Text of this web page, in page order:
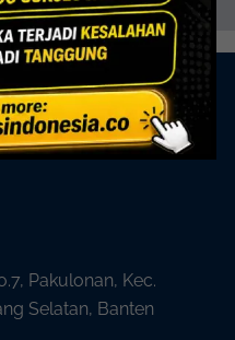
ANDA
Pakulonan, Kec.
Selatan, Banten